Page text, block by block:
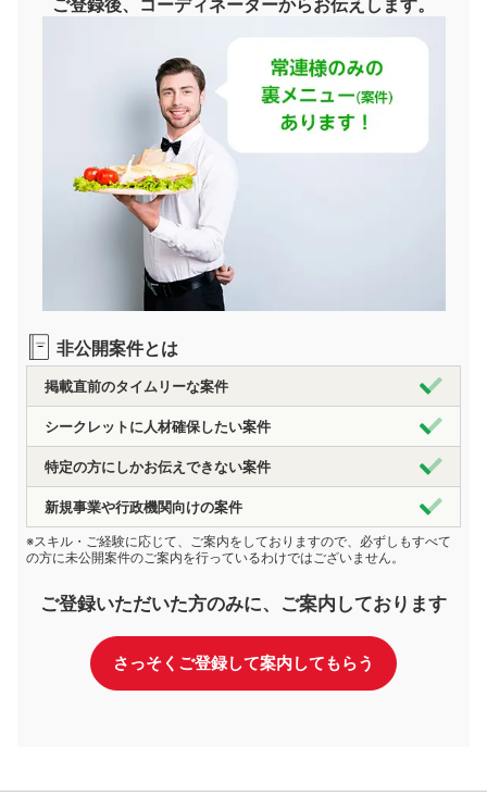
ご登録後、コーディネーターからお伝えします。
非公開案件とは
掲載直前のタイムリーな案件
シークレットに人材確保したい案件
特定の方にしかお伝えできない案件
新規事業や行政機関向けの案件
※スキル・ご経験に応じて、ご案内をしておりますので、必ずしもすべて
の方に未公開案件のご案内を行っているわけではございません。
ご登録いただいた方のみに、ご案内しております
さっそくご登録して案内してもらう